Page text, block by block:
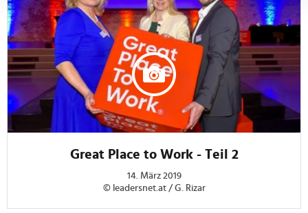
verarbeitet werden, und legen Sie Ihre Präferenzen im
Abschnitt Einzelheitenfest.
Wir verwenden Cookies, um Inhalte und Anzeigen zu
personalisieren, Funktionen für soziale Medien anbieten
zu können und die Zugriffe auf unsere Website zu
analysieren. Außerdem geben wir Informationen zu Ihrer
Verwendung unserer Website an unsere Partner für
Partner führen diese Informationen möglicherweise mit
weiteren Daten zusammen, die Sie ihnen bereitgestellt
haben oder die sie im Rahmen Ihrer Nutzung der Dienste
gesammelt haben.
Great Place to Work - Teil 2
14. März 2019
© leadersnet.at / G. Rizar